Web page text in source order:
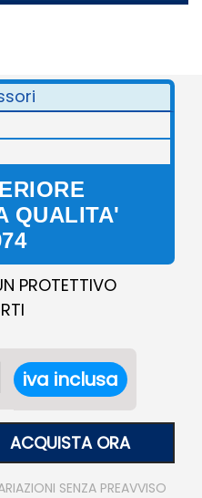
QUALITA'
PROTETTIVO
iva inclusa
Quantità
ACQUISTA ORA
SENZA PREAVVISO